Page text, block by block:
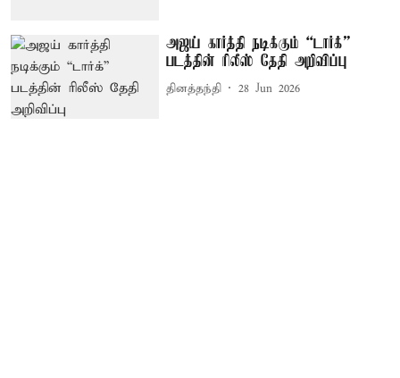
அஜய் கார்த்தி நடிக்கும் “டார்க்”
படத்தின் ரிலீஸ் தேதி அறிவிப்பு
தினத்தந்தி 28 Jun 2026